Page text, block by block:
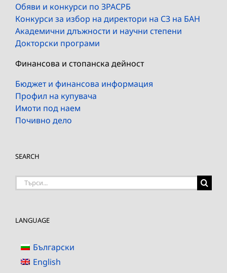
Обяви и конкурси по ЗРАСРБ
Конкурси за избор на директори на СЗ на БАН
Академични длъжности и научни степени
Докторски програми
Финансова и стопанска дейност
Бюджет и финансова информация
Профил на купувача
Имоти под наем
Почивно дело
SEARCH
Търсене
LANGUAGE
Български
English